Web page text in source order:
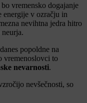
vremensko dogajanje
energije v ozračju in
nevihtna jedra hitro
popoldne na
vremenoslovci to
nevarnosti.
nevšečnosti, so